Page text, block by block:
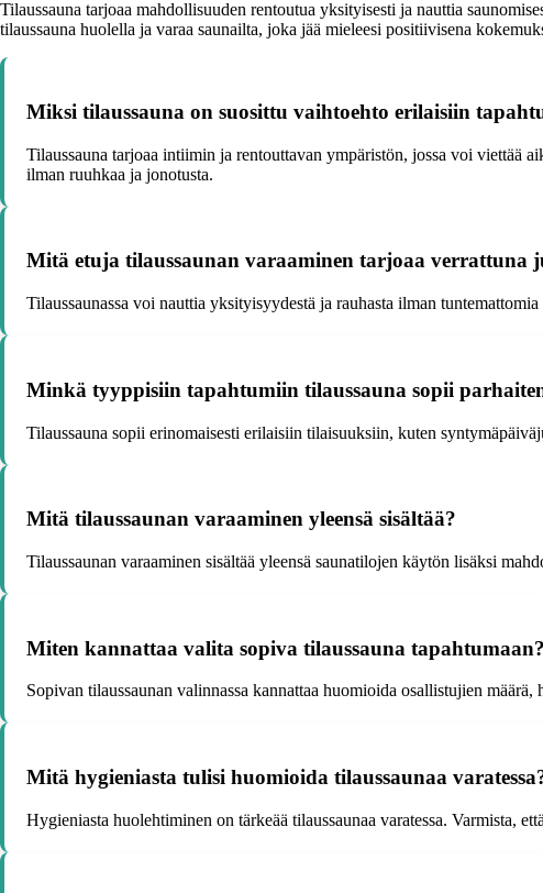
Tilaussauna tarjoaa mahdollisuuden rentoutua yksityisesti ja nauttia
tilaussauna huolella ja varaa saunailta, joka jää mieleesi positiivisena
Miksi tilaussauna on suosittu vaihtoehto erilaisiin
Tilaussauna tarjoaa intiimin ja rentouttavan ympäristön, jossa voi viettää
ilman ruuhkaa ja jonotusta.
Mitä etuja tilaussaunan varaaminen tarjoaa verrattuna
Tilaussaunassa voi nauttia yksityisyydestä ja rauhasta ilman
Minkä tyyppisiin tapahtumiin tilaussauna sopii
Tilaussauna sopii erinomaisesti erilaisiin tilaisuuksiin, kuten
Mitä tilaussaunan varaaminen yleensä sisältää?
Tilaussaunan varaaminen sisältää yleensä saunatilojen käytön lisäksi
Miten kannattaa valita sopiva tilaussauna tapahtumaan?
Sopivan tilaussaunan valinnassa kannattaa huomioida osallistujien
Mitä hygieniasta tulisi huomioida tilaussaunaa
Hygieniasta huolehtiminen on tärkeää tilaussaunaa varatessa. Varmista,